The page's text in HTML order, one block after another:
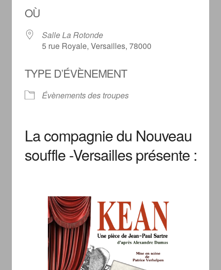
OÙ
Salle La Rotonde
5 rue Royale, Versailles, 78000
TYPE D’ÉVÈNEMENT
Évènements des troupes
La compagnie du Nouveau
souffle -Versailles présente :